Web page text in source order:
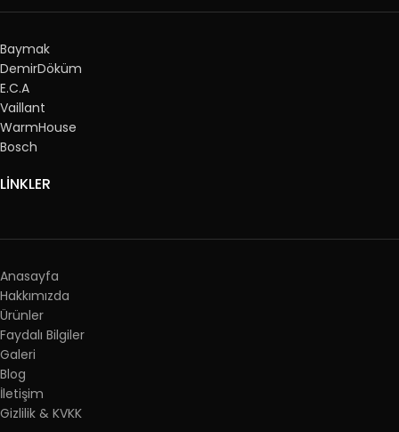
Baymak
DemirDöküm
E.C.A
Vaillant
WarmHouse
Bosch
LİNKLER
Anasayfa
Hakkımızda
Ürünler
Faydalı Bilgiler
Galeri
Blog
İletişim
Gizlilik & KVKK